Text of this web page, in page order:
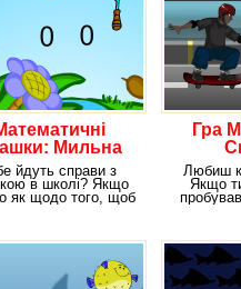
Мильна
йдуть справи з
в школі? Якщо
як щодо того, щоб
Гра
Любиш
Якщо